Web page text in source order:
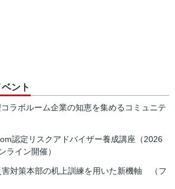
ント
ラボルーム企業の知恵を集めるコミュニテ
認定リスクアドバイザー養成講座（2026
ライン開催）
害対策本部の机上訓練を用いた新機軸 （フ